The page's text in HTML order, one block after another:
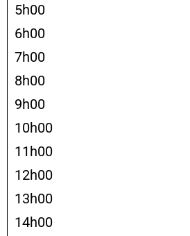
5h00
6h00
7h00
8h00
9h00
10h00
11h00
12h00
13h00
14h00